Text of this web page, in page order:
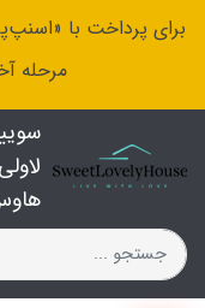
برای پرداخت با
مرحله
لاولی